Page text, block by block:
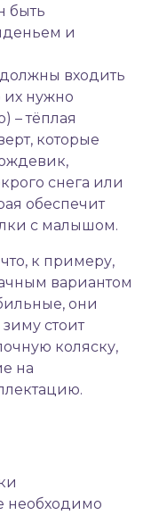
быть
и
входить
их нужно
– тёплая
которые
снега или
обеспечит
с малышом.
к примеру,
вариантом
они
стоит
коляску,
на
необходимо